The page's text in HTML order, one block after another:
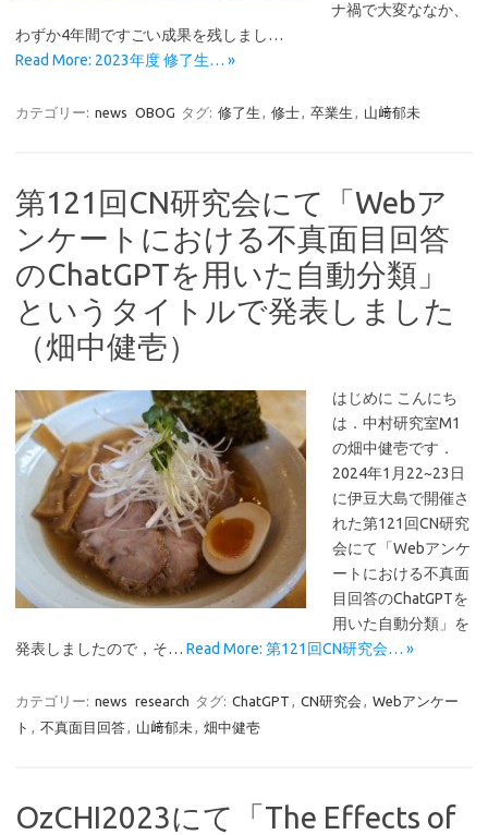
ナ禍で大変ななか、
わずか4年間ですごい成果を残しまし…
Read More: 2023年度 修了生… »
カテゴリー: news OBOG タグ: 修了生 , 修士, 卒業生 , 山﨑郁未
第121回CN研究会にて「Webア
ンケートにおける不真面目回答
のChatGPTを用いた自動分類」
というタイトルで発表しました
（畑中健壱）
はじめに こんにち
は．中村研究室M1
の畑中健壱です．
2024年1月22~23日
に伊豆大島で開催さ
れた第121回CN研究
会にて「Webアンケ
ートにおける不真面
目回答のChatGPTを
用いた自動分類」を
発表しましたので，そ… Read More: 第121回CN研究会… »
カテゴリー: news research タグ: ChatGPT , CN研究会 , Webアンケー
ト , 不真面目回答, 山﨑郁未, 畑中健壱
OzCHI2023にて「The Effects of